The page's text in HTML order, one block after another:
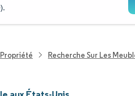
Recherche Sur Les